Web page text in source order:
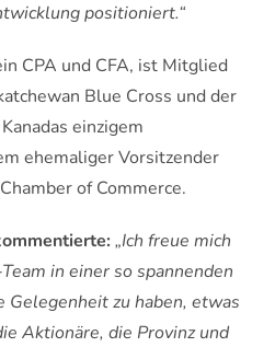
positioniert.“
CPA und CFA, ist Mitglied
Blue Cross und der
einzigem
ehemaliger Vorsitzender
of Commerce.
„Ich freue mich
in einer so spannenden
zu haben, etwas
Aktionäre, die Provinz und